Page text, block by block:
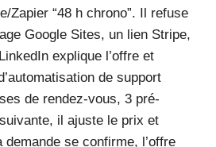
Zapier “48 h chrono”. Il refuse
Google Sites, un lien Stripe,
explique l’offre et
de support
de rendez-vous, 3 pré-
il ajuste le prix et
se confirme, l’offre